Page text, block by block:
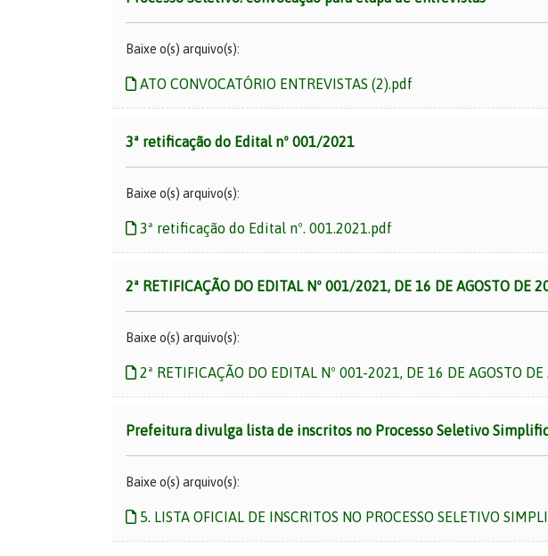
Baixe o(s) arquivo(s):
ATO CONVOCATÓRIO ENTREVISTAS (2).pdf
3ª retificação do Edital nº 001/2021
Baixe o(s) arquivo(s):
3ª retificação do Edital nº. 001.2021.pdf
2ª RETIFICAÇÃO DO EDITAL Nº 001/2021, DE 16 DE AGOSTO DE
Baixe o(s) arquivo(s):
2ª RETIFICAÇÃO DO EDITAL Nº 001-2021, DE 16 DE AGOSTO
Prefeitura divulga lista de inscritos no Processo Seletivo
Baixe o(s) arquivo(s):
5. LISTA OFICIAL DE INSCRITOS NO PROCESSO SELETIVO